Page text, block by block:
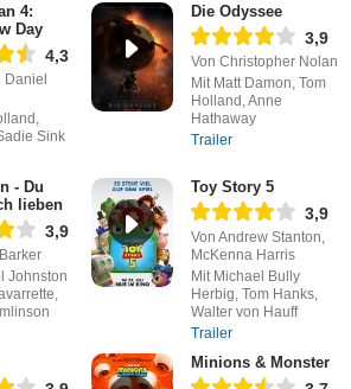
4:
Day
4,3
Daniel
Sink
Die Odyssee
3,9
Von Christopher Nolan
Mit Matt Damon, Tom
Holland, Anne
Hathaway
Trailer
- Du
lieben
3,9
Johnston
Toy Story 5
3,9
Von Andrew Stanton,
McKenna Harris
Mit Michael Bully
Herbig, Tom Hanks,
Walter von Hauff
Trailer
Minions & Monster